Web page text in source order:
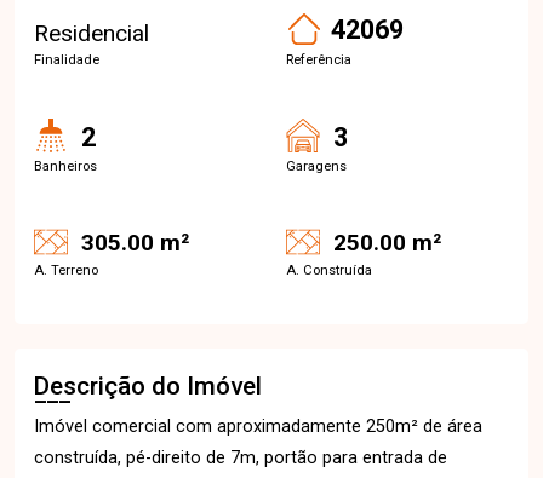
Residencial
Finalidade
42069
Referência
2
Banheiros
3
Garagens
305.00 m²
A. Terreno
250.00 m²
A. Construída
Descrição do Imóvel
Imóvel comercial com aproximadamente 250m² de área
construída, pé-direito de 7m, portão para entrada de